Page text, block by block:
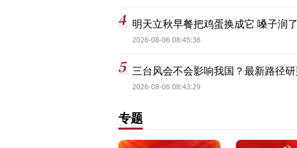
明天立秋早餐把鸡蛋换成它 嗓子润
2026-08-06 08:45:36
三台风会不会影响我国？最新路径
2026-08-06 08:43:29
专题